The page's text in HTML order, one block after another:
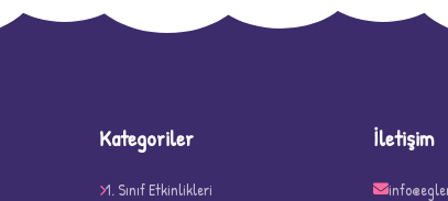
Kategoriler
1. Sınıf Etkinlikleri
İletişim